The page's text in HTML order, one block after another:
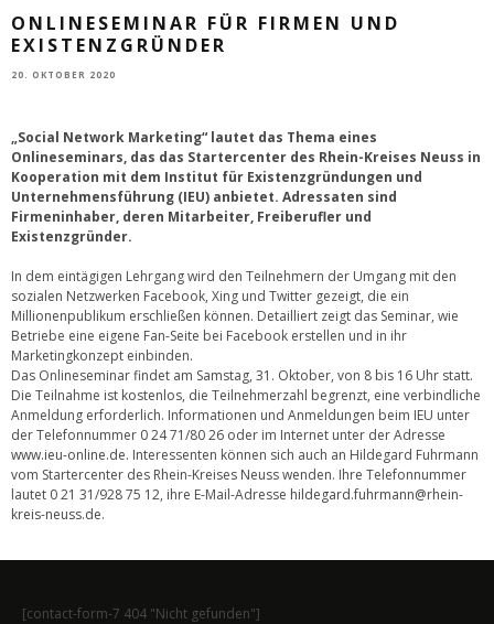
ONLINESEMINAR FÜR FIRMEN UND
EXISTENZGRÜNDER
20. OKTOBER 2020
„Social Network Marketing“ lautet das Thema eines
Onlineseminars, das das Startercenter des Rhein-Kreises Neuss in
Kooperation mit dem Institut für Existenzgründungen und
Unternehmensführung (IEU) anbietet. Adressaten sind
Firmeninhaber, deren Mitarbeiter, Freiberufler und
Existenzgründer.
In dem eintägigen Lehrgang wird den Teilnehmern der Umgang mit den
sozialen Netzwerken Facebook, Xing und Twitter gezeigt, die ein
Millionenpublikum erschließen können. Detailliert zeigt das Seminar, wie
Betriebe eine eigene Fan-Seite bei Facebook erstellen und in ihr
Marketingkonzept einbinden.
Das Onlineseminar findet am Samstag, 31. Oktober, von 8 bis 16 Uhr statt.
Die Teilnahme ist kostenlos, die Teilnehmerzahl begrenzt, eine verbindliche
Anmeldung erforderlich. Informationen und Anmeldungen beim IEU unter
der Telefonnummer 0 24 71/80 26 oder im Internet unter der Adresse
www.ieu-online.de. Interessenten können sich auch an Hildegard Fuhrmann
vom Startercenter des Rhein-Kreises Neuss wenden. Ihre Telefonnummer
lautet 0 21 31/928 75 12, ihre E-Mail-Adresse hildegard.fuhrmann@rhein-
kreis-neuss.de.
[contact-form-7 404 "Nicht gefunden"]